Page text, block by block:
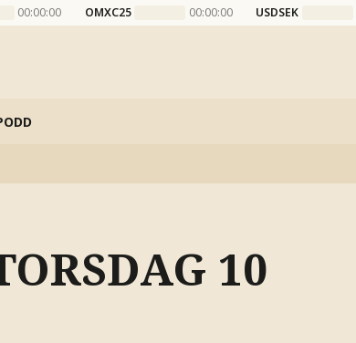
00:00:00 OMXC25 00:00:00 USDSEK
10